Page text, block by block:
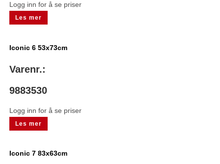
Logg inn for å se priser
Les mer
Iconic 6 53x73cm
Varenr.:
9883530
Logg inn for å se priser
Les mer
Iconic 7 83x63cm